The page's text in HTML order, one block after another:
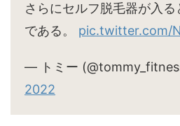
さらにセルフ脱毛器が入
である。 pic.twitter.com/
— トミー
2022